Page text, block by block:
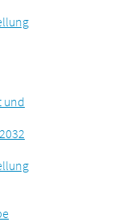
und